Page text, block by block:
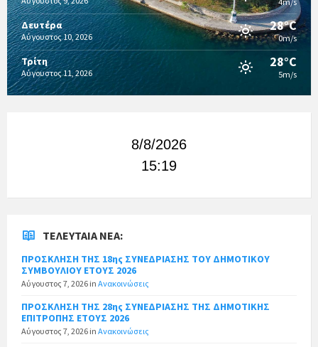
Δευτέρα
Αύγουστος 10, 2026
28°C
0m/s
Τρίτη
Αύγουστος 11, 2026
28°C
5m/s
8/8/2026
15:19
ΤΕΛΕΥΤΑΊΑ ΝΈΑ:
ΠΡΟΣΚΛΗΣΗ ΤΗΣ 18ης ΣΥΝΕΔΡΙΑΣΗΣ ΤΟΥ ΔΗΜΟΤΙΚΟΥ
ΣΥΜΒΟΥΛΙΟΥ ΕΤΟΥΣ 2026
Αύγουστος 7, 2026 in Ανακοινώσεις
ΠΡΟΣΚΛΗΣΗ ΤΗΣ 28ης ΣΥΝΕΔΡΙΑΣΗΣ ΤΗΣ ΔΗΜΟΤΙΚΗΣ
ΕΠΙΤΡΟΠΗΣ ΕΤΟΥΣ 2026
Αύγουστος 7, 2026 in Ανακοινώσεις